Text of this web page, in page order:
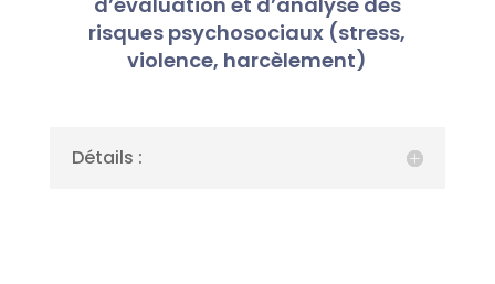
risques psychosociaux (stress,
violence, harcèlement)
Détails :